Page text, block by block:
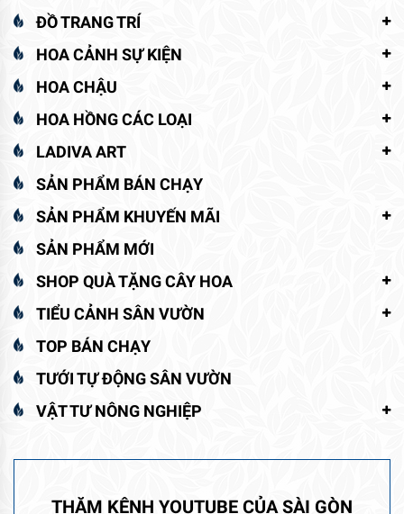
ĐỒ TRANG TRÍ
HOA CẢNH SỰ KIỆN
HOA CHẬU
HOA HỒNG CÁC LOẠI
LADIVA ART
SẢN PHẨM BÁN CHẠY
SẢN PHẨM KHUYẾN MÃI
SẢN PHẨM MỚI
SHOP QUÀ TẶNG CÂY HOA
TIỂU CẢNH SÂN VƯỜN
TOP BÁN CHẠY
TƯỚI TỰ ĐỘNG SÂN VƯỜN
VẬT TƯ NÔNG NGHIỆP
THĂM KÊNH YOUTUBE CỦA SÀI GÒN